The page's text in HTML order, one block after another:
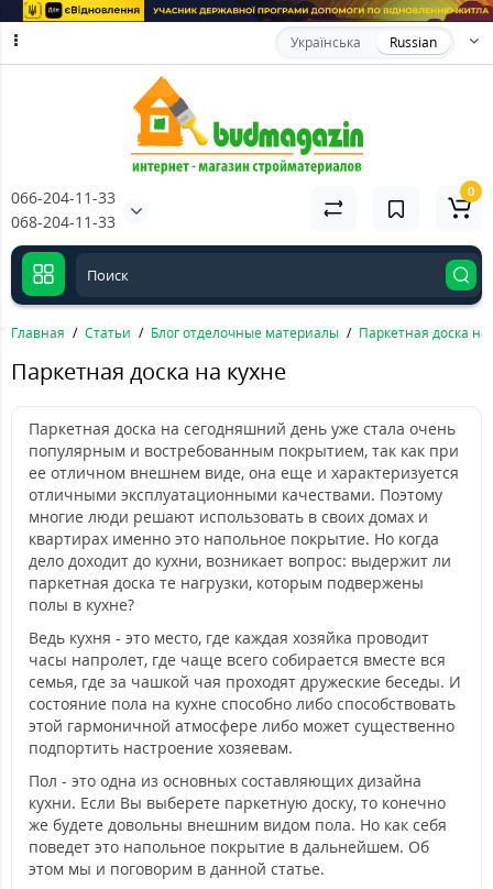
Українська Russian
066-204-11-33
068-204-11-33
0
Главная Статьи Блог отделочные материалы Паркетная доска на
Паркетная доска на кухне
Паркетная доска на сегодняшний день уже стала очень
популярным и востребованным покрытием, так как при
ее отличном внешнем виде, она еще и характеризуется
отличными эксплуатационными качествами. Поэтому
многие люди решают использовать в своих домах и
квартирах именно это напольное покрытие. Но когда
дело доходит до кухни, возникает вопрос: выдержит ли
паркетная доска те нагрузки, которым подвержены
полы в кухне?
Ведь кухня - это место, где каждая хозяйка проводит
часы напролет, где чаще всего собирается вместе вся
семья, где за чашкой чая проходят дружеские беседы. И
состояние пола на кухне способно либо способствовать
этой гармоничной атмосфере либо может существенно
подпортить настроение хозяевам.
Пол - это одна из основных составляющих дизайна
кухни. Если Вы выберете паркетную доску, то конечно
же будете довольны внешним видом пола. Но как себя
поведет это напольное покрытие в дальнейшем. Об
этом мы и поговорим в данной статье.